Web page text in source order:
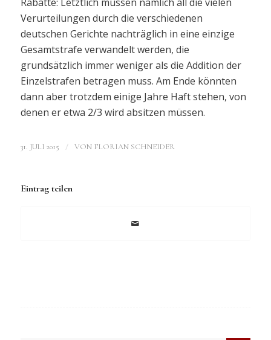
Verurteilungen durch die verschiedenen
deutschen Gerichte nachträglich in eine einzige
Gesamtstrafe verwandelt werden, die
grundsätzlich immer weniger als die Addition der
Einzelstrafen betragen muss. Am Ende könnten
dann aber trotzdem einige Jahre Haft stehen, von
denen er etwa 2/3 wird absitzen müssen.
31. JULI 2015 / VON FLORIAN SCHNEIDER
Eintrag teilen